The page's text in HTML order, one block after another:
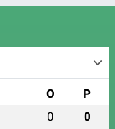
O P
0 0